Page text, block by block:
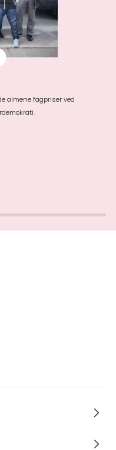
almene fagpriser ved